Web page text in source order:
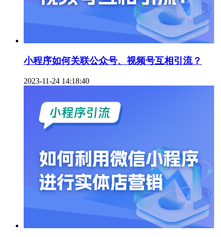
小程序如何关联公众号、视频号互相引流？
2023-11-24 14:18:40